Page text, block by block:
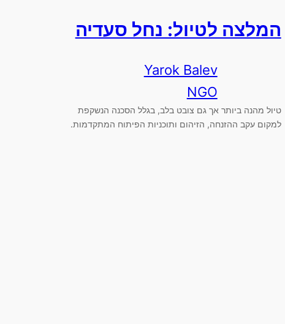
המלצה לטיול: נחל סעדיה
Yarok Balev
NGO
טיול מהנה ביותר אך גם צובט בלב, בגלל הסכנה הנשקפת
למקום עקב ההזנחה, הזיהום ותוכניות הפיתוח המתקדמות.